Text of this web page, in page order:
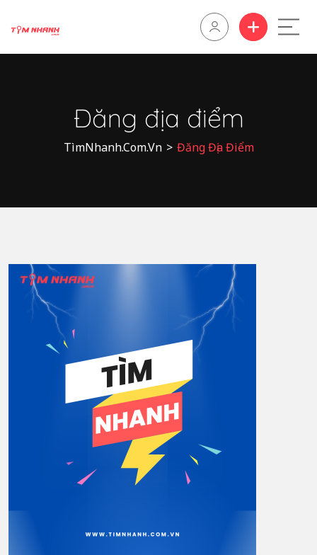
Đăng địa điểm
TìmNhanh.Com.Vn > Đăng Địa Điểm